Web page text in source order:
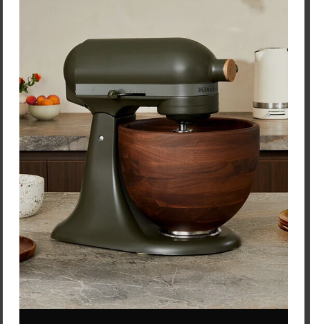
Odnímateľná forma na
pečenie 24 cm KitchenAid
z aluminizovanej ocele
(CC003295-001)
Cena: 29,90 €s DPH
Skladom > 5 ks
Vložiť do košíka